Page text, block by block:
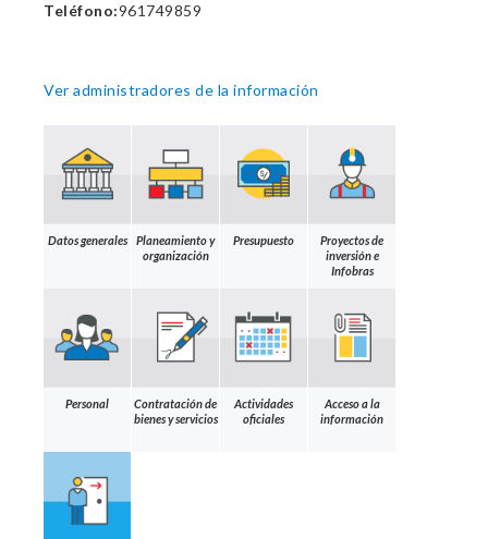
Teléfono:961749859
Ver administradores de la información
Datos generales
Planeamiento y
organización
Presupuesto
Proyectos de
inversión e
Infobras
Personal
Contratación de
bienes y servicios
Actividades
oficiales
Acceso a la
información